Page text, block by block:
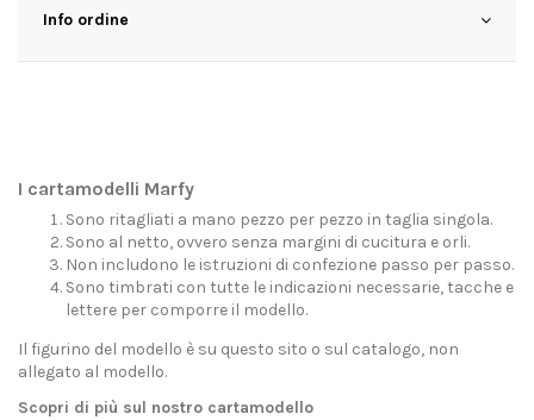
Info ordine
I cartamodelli Marfy
Sono ritagliati a mano pezzo per pezzo in taglia singola.
Sono al netto, ovvero senza margini di cucitura e orli.
Non includono le istruzioni di confezione passo per passo.
Sono timbrati con tutte le indicazioni necessarie, tacche e
lettere per comporre il modello.
Il figurino del modello è su questo sito o sul catalogo, non
allegato al modello.
Scopri di più sul nostro cartamodello